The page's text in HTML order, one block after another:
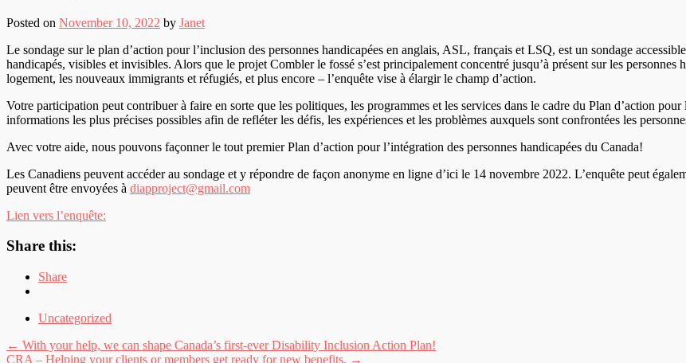
Posted on November 10, 2022 by Janet
Le sondage sur le plan d’action pour l’inclusion des personnes handicapées en anglais, ASL, français et LSQ, est un sondage
handicapés, visibles et invisibles. Alors que le projet Combler le fossé s’est principalement concentré jusqu’à présent sur les personnes
logement, les nouveaux immigrants et réfugiés, et plus encore – l’enquête vise à élargir le champ d’action.
Votre participation peut contribuer à faire en sorte que les politiques, les programmes et les services dans le cadre du Plan d’action
informations les plus précises possibles afin de refléter les défis, les expériences et les problèmes auxquels sont confrontées les
Avec votre aide, nous pouvons façonner le tout premier Plan d’action pour l’intégration des personnes handicapées du Canada!
Les Canadiens peuvent accéder au sondage et y répondre de façon anonyme en ligne d’ici le 14 novembre 2022. L’enquête peut
peuvent être envoyées à diapproject@gmail.com
Lien vers l’enquête:
Share this:
Share
Uncategorized
Post
← With your help, we can shape Canada’s first-ever Disability Inclusion Action Plan!
CRA – Helping your clients or members get ready for new benefits. →